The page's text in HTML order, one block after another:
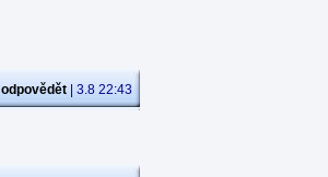
odpovědět | 3.8 22:43